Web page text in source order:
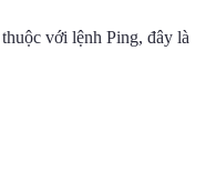
với lệnh Ping, đây là